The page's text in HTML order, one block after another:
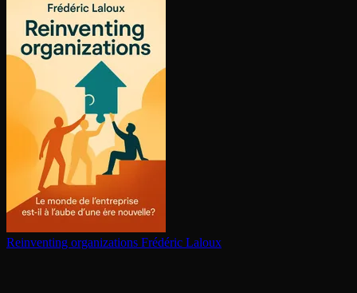
Reinventing or­ga­ni­za­tions Frédéric Laloux